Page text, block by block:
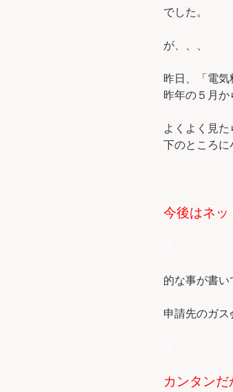
でした。
が、、、
昨日、「電気
昨年の５月か
よくよく見
下のところに
今後はネ
的な事が書い
申請先のガス
カンタン